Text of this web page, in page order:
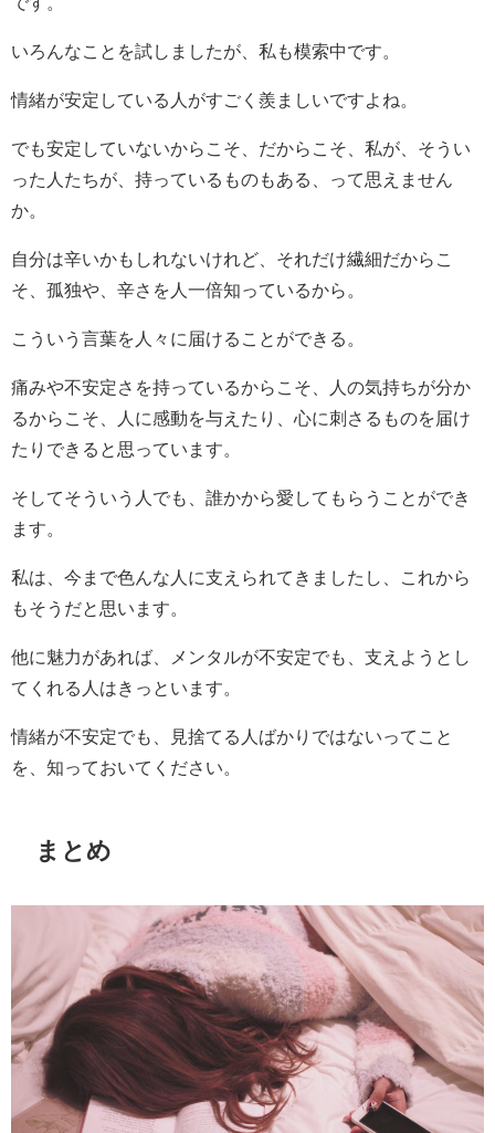
いろんなことを試しましたが、私も模索中です。
情緒が安定している人がすごく羨ましいですよね。
でも安定していないからこそ、だからこそ、私が、そうい
った人たちが、持っているものもある、って思えません
か。
自分は辛いかもしれないけれど、それだけ繊細だからこ
そ、孤独や、辛さを人一倍知っているから。
こういう言葉を人々に届けることができる。
痛みや不安定さを持っているからこそ、人の気持ちが分か
るからこそ、人に感動を与えたり、心に刺さるものを届け
たりできると思っています。
そしてそういう人でも、誰かから愛してもらうことができ
ます。
私は、今まで色んな人に支えられてきましたし、これから
もそうだと思います。
他に魅力があれば、メンタルが不安定でも、支えようとし
てくれる人はきっといます。
情緒が不安定でも、見捨てる人ばかりではないってこと
を、知っておいてください。
まとめ